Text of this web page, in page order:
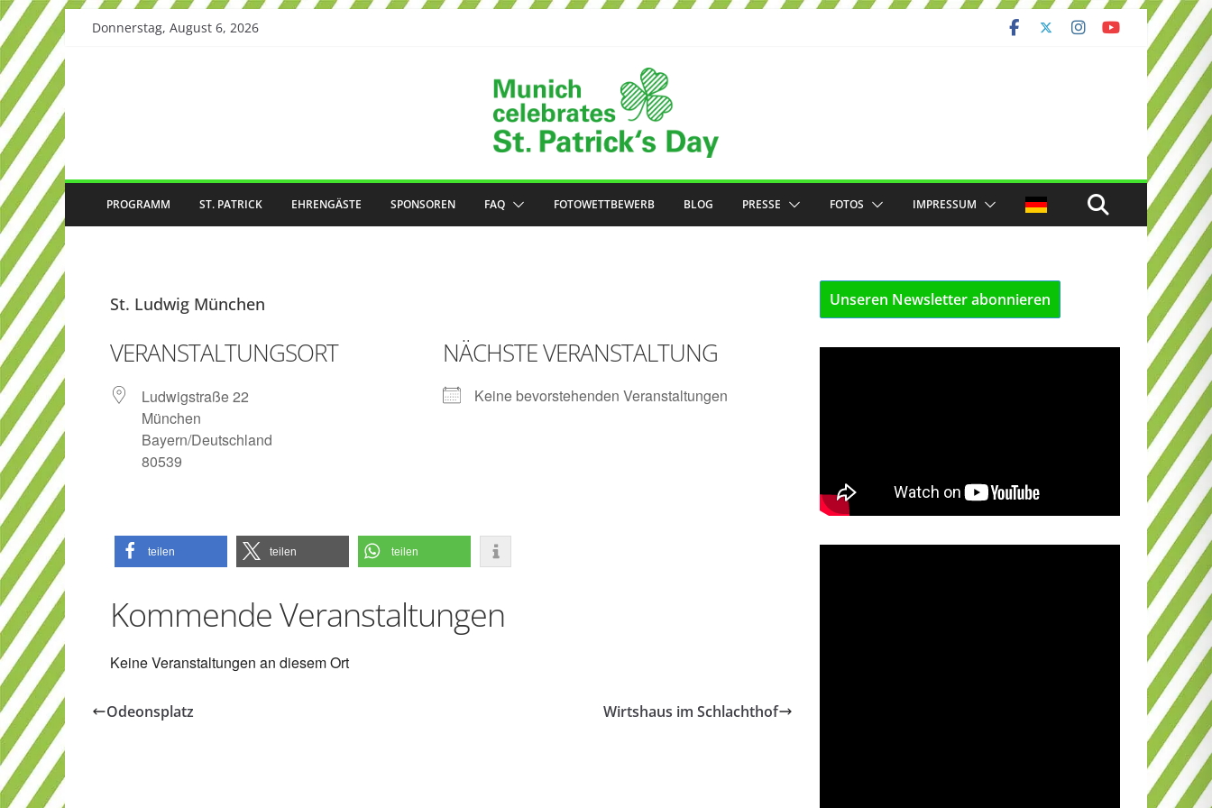
Donnerstag, August 6, 2026
PROGRAMM ST. PATRICK EHRENGÄSTE SPONSOREN FAQ FOTOWETTBEWERB BLOG PRESSE FOTOS IMPRESSUM
St. Ludwig München
VERANSTALTUNGSORT
Ludwigstraße 22
München
Bayern/Deutschland
80539
NÄCHSTE VERANSTALTUNG
Keine bevorstehenden Veranstaltungen
teilen teilen teilen
Kommende Veranstaltungen
Keine Veranstaltungen an diesem Ort
Odeonsplatz Wirtshaus im Schlachthof
Unseren Newsletter abonnieren